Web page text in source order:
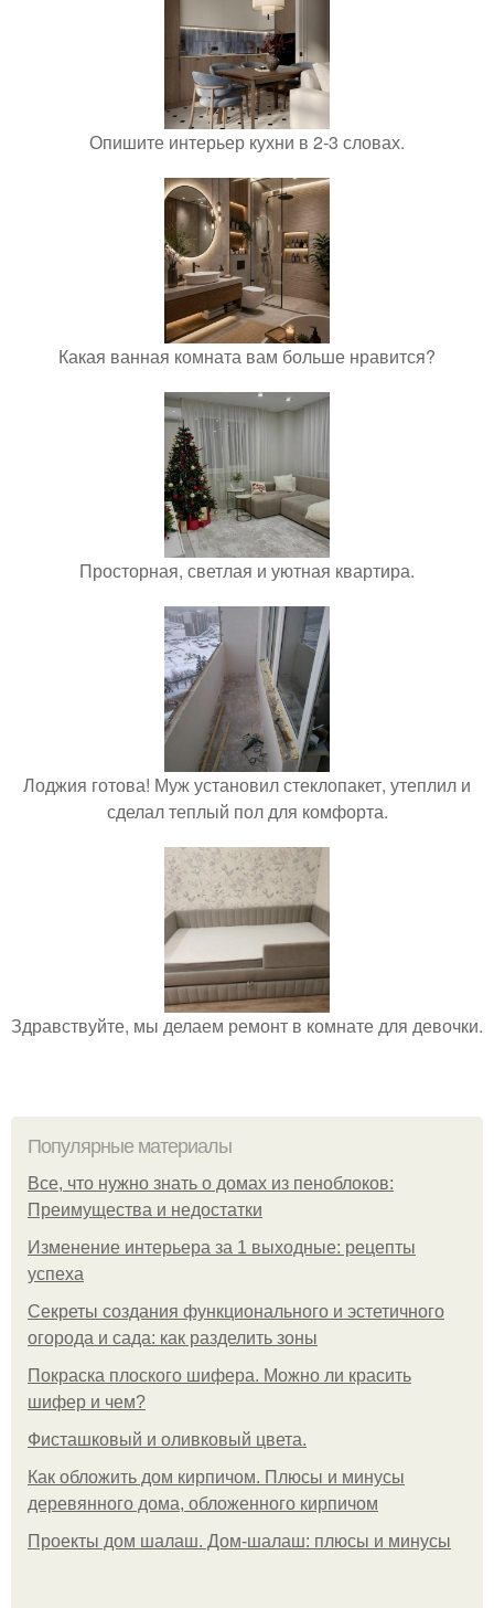
Опишите интерьер кухни в 2-3 словах.
Какая ванная комната вам больше нравится?
Просторная, светлая и уютная квартира.
Лоджия готова! Муж установил стеклопакет, утеплил и
сделал теплый пол для комфорта.
Здравствуйте, мы делаем ремонт в комнате для девочки.
Популярные материалы
Все, что нужно знать о домах из пеноблоков:
Преимущества и недостатки
Изменение интерьера за 1 выходные: рецепты
успеха
Секреты создания функционального и эстетичного
огорода и сада: как разделить зоны
Покраска плоского шифера. Можно ли красить
шифер и чем?
Фисташковый и оливковый цвета.
Как обложить дом кирпичом. Плюсы и минусы
деревянного дома, обложенного кирпичом
Проекты дом шалаш. Дом-шалаш: плюсы и минусы